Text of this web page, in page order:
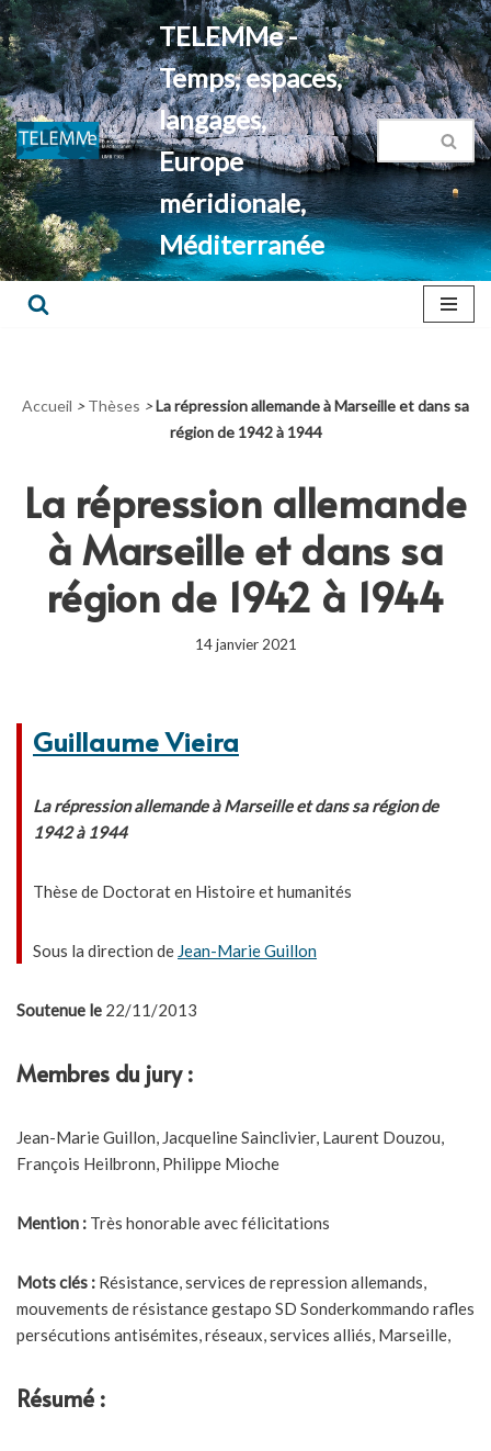
Aller
au
contenu
TELEMMe -
Temps, espaces,
langages,
Europe
méridionale,
Méditerranée
Accueil > Thèses >La répression allemande à Marseille et dans sa
région de 1942 à 1944
La répression allemande
à Marseille et dans sa
région de 1942 à 1944
14 janvier 2021
Guillaume Vieira
La répression allemande à Marseille et dans sa région de
1942 à 1944
Thèse de Doctorat en Histoire et humanités
Sous la direction de Jean-Marie Guillon
Soutenue le 22/11/2013
Membres du jury :
Jean-Marie Guillon, Jacqueline Sainclivier, Laurent Douzou,
François Heilbronn, Philippe Mioche
Mention : Très honorable avec félicitations
Mots clés : Résistance, services de repression allemands,
mouvements de résistance gestapo SD Sonderkommando rafles
persécutions antisémites, réseaux, services alliés, Marseille,
Résumé :